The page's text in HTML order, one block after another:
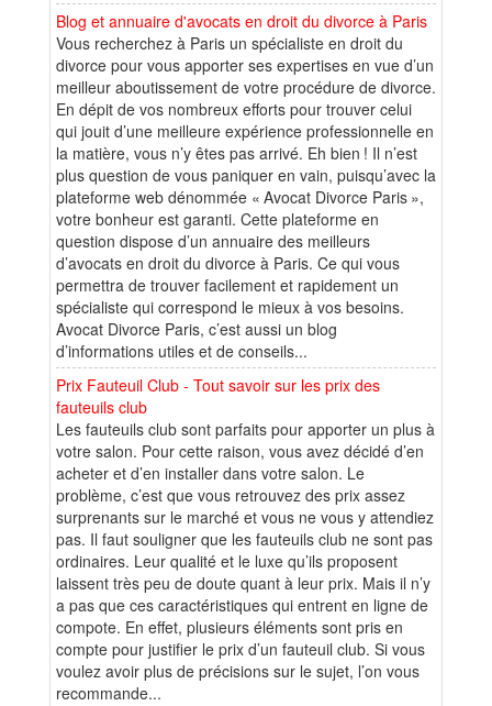
Blog et annuaire d'avocats en droit du divorce à Paris
Vous recherchez à Paris un spécialiste en droit du
divorce pour vous apporter ses expertises en vue d’un
meilleur aboutissement de votre procédure de divorce.
En dépit de vos nombreux efforts pour trouver celui
qui jouit d’une meilleure expérience professionnelle en
la matière, vous n’y êtes pas arrivé. Eh bien ! Il n’est
plus question de vous paniquer en vain, puisqu’avec la
plateforme web dénommée « Avocat Divorce Paris »,
votre bonheur est garanti. Cette plateforme en
question dispose d’un annuaire des meilleurs
d’avocats en droit du divorce à Paris. Ce qui vous
permettra de trouver facilement et rapidement un
spécialiste qui correspond le mieux à vos besoins.
Avocat Divorce Paris, c’est aussi un blog
d’informations utiles et de conseils...
Prix Fauteuil Club - Tout savoir sur les prix des
fauteuils club
Les fauteuils club sont parfaits pour apporter un plus à
votre salon. Pour cette raison, vous avez décidé d’en
acheter et d’en installer dans votre salon. Le
problème, c’est que vous retrouvez des prix assez
surprenants sur le marché et vous ne vous y attendiez
pas. Il faut souligner que les fauteuils club ne sont pas
ordinaires. Leur qualité et le luxe qu’ils proposent
laissent très peu de doute quant à leur prix. Mais il n’y
a pas que ces caractéristiques qui entrent en ligne de
compote. En effet, plusieurs éléments sont pris en
compte pour justifier le prix d’un fauteuil club. Si vous
voulez avoir plus de précisions sur le sujet, l’on vous
recommande...